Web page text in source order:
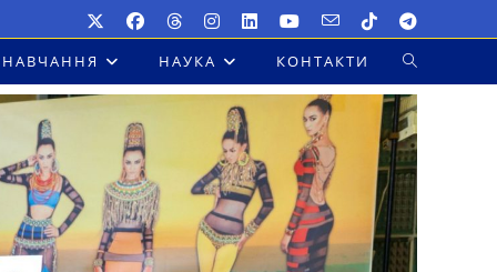
НАВЧАННЯ НАУКА КОНТАКТИ
ПОШУК
НА
ВЕБ-
САЙТІ